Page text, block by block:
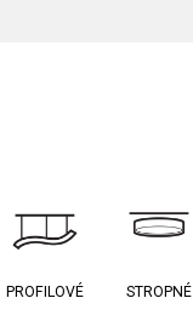
PROFILOVÉ STROPNÉ